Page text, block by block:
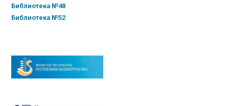
Библиотека №48
Библиотека №52